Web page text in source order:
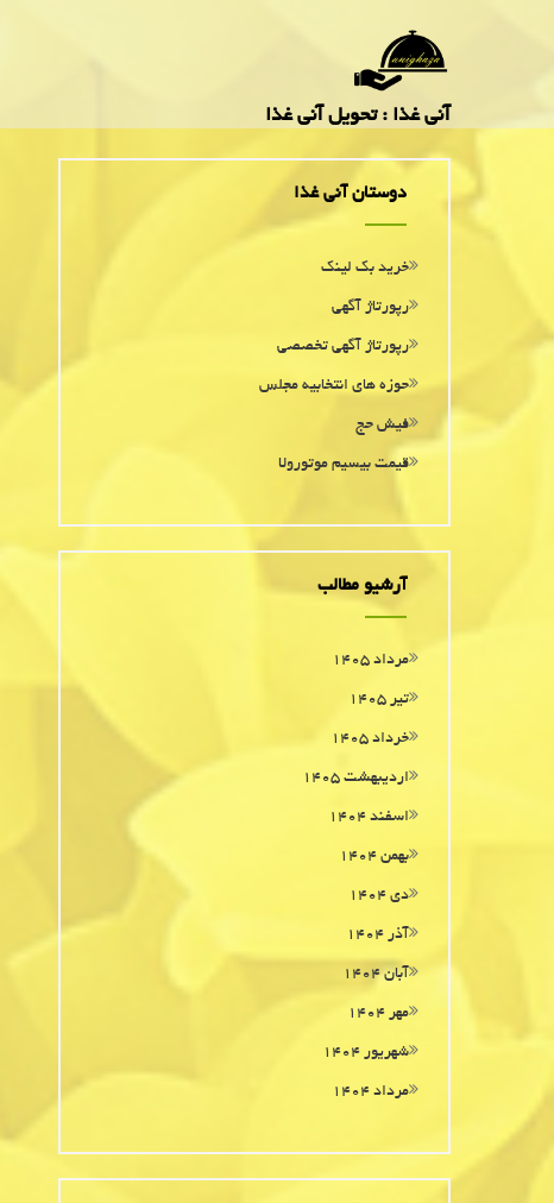
آنی غذا : تحویل آنی غذا
دوستان آنی غذا
خرید بک لینک
رپورتاژ آگهی
رپورتاژ آگهی تخصصی
حوزه های انتخابیه مجلس
فیش حج
قیمت بیسیم موتورولا
آرشیو مطالب
مرداد ۱۴۰۵
تیر ۱۴۰۵
خرداد ۱۴۰۵
اردیبهشت ۱۴۰۵
اسفند ۱۴۰۴
بهمن ۱۴۰۴
دی ۱۴۰۴
آذر ۱۴۰۴
آبان ۱۴۰۴
مهر ۱۴۰۴
شهریور ۱۴۰۴
مرداد ۱۴۰۴